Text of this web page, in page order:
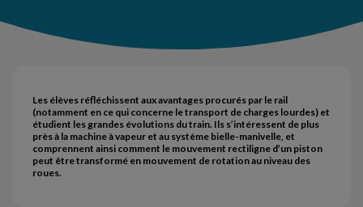
Les élèves réfléchissent aux avantages procurés par le rail
(notamment en ce qui concerne le transport de charges lourdes) et
étudient les grandes évolutions du train. Ils s’intéressent de plus
près à la machine à vapeur et au système bielle-manivelle, et
comprennent ainsi comment le mouvement rectiligne d’un piston
peut être transformé en mouvement de rotation au niveau des
roues.